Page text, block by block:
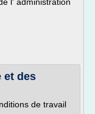
et des
de travail